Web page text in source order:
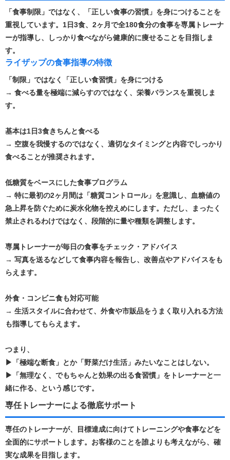
「食事制限」ではなく、「正しい食事の習慣」を身につけることを
重視しています。​1日3食、2ヶ月で全180食分の食事を専属トレーナ
ーが指導し、しっかり食べながら健康的に痩せることを目指しま
す。 ​
ライザップの食事指導の特徴​
「制限」ではなく「正しい食習慣」を身につける
→ 食べる量を極端に減らすのではなく、栄養バランスを重視しま
す。
基本は1日3食きちんと食べる
→ 空腹を我慢するのではなく、適切なタイミングと内容でしっかり
食べることが推奨されます。
低糖質をベースにした食事プログラム
→ 特に最初の2ヶ月間は「糖質コントロール」を意識し、血糖値の
急上昇を防ぐために炭水化物を控えめにします。ただし、まったく
禁止されるわけではなく、段階的に量や種類を調整します。
専属トレーナーが毎日の食事をチェック・アドバイス
→ 写真を送るなどして食事内容を報告し、改善点やアドバイスをも
らえます。
外食・コンビニ食も対応可能
→ 生活スタイルに合わせて、外食や市販品をうまく取り入れる方法
も指導してもらえます。
つまり、
▶「極端な断食」とか「野菜だけ生活」みたいなことはしない。
▶「無理なく、でもちゃんと効果の出る食習慣」をトレーナーと一
緒に作る、という感じです。
専任トレーナーによる徹底サポート
専任のトレーナーが、目標達成に向けてトレーニングや食事などを
全面的にサポートします。​お客様のことを誰よりも考えながら、確
実な成果を目指します。 ​